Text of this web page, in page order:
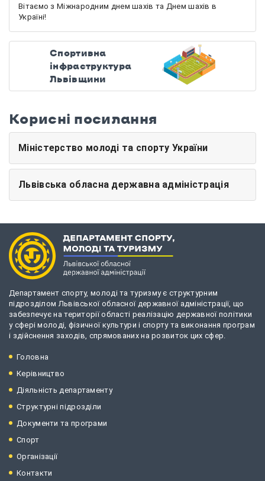
Вітаємо з Міжнародним днем шахів та Днем шахів в
Україні!
Спортивна
інфраструктура
Львівщини
Корисні посилання
Міністерство молоді та спорту України
Львівська обласна державна адміністрація
Департамент спорту, молоді та туризму є структурним
підрозділом Львівської обласної державної адміністрації, що
забезпечує на території області реалізацію державної політики
у сфері молоді, фізичної культури і спорту та виконання програм
і здійснення заходів, спрямованих на розвиток цих сфер.
Головна
Керівництво
Діяльність департаменту
Структурні підрозділи
Документи та програми
Спорт
Організації
Контакти